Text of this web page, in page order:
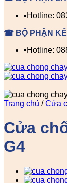
▪️Hotline:
☎ BỘ PHẬN KẾ
▪️Hotline:
Trang chủ / Cửa
Cửa
G4